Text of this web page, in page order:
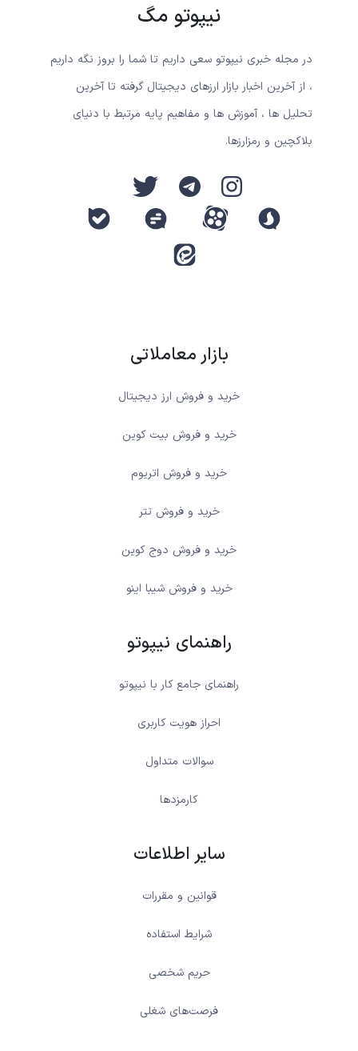
نیپوتو مگ
در مجله خبری نیپوتو سعی داریم تا شما را بروز نگه داریم
، از آخرین اخبار بازار ارزهای دیجیتال گرفته تا آخرین
تحلیل ها ، آموزش ها و مفاهیم پایه مرتبط با دنیای
بلاکچین و رمزارزها.
بازار معاملاتی
خرید و فروش ارز دیجیتال
خرید و فروش بیت کوین
خرید و فروش اتریوم
خرید و فروش تتر
خرید و فروش دوج کوین
خرید و فروش شیبا اینو
راهنمای نیپوتو
راهنمای جامع کار با نیپوتو
احراز هویت کاربری
سوالات متداول
کارمزدها
سایر اطلاعات
قوانین و مقررات
شرایط استفاده
حریم شخصی
فرصت‌های شغلی